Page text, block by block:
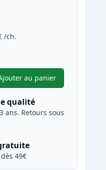
/ch.
ajuster
au panier
,Canon CLI-581XXL
qualité
ans. Retours sous
49€